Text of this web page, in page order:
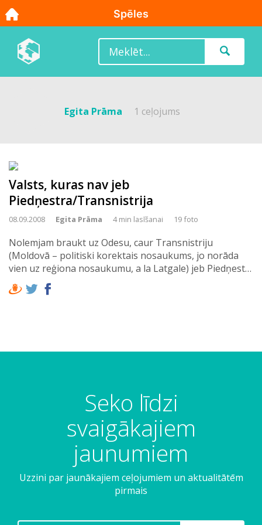
Egita Prāma 1 ceļojums
Valsts, kuras nav jeb
Piedņestra/Transnistrija
08.09.2008 Egita Prāma 4 min lasīšanai 19 foto
Nolemjam braukt uz Odesu, caur Transnistriju
(Moldovā – politiski korektais nosaukums, jo norāda
vien uz reģiona nosaukumu, a la Latgale) jeb Piedņest…
Seko līdzi
svaigākajiem
jaunumiem
Uzzini par jaunākajiem ceļojumiem un aktualitātēm
pirmais